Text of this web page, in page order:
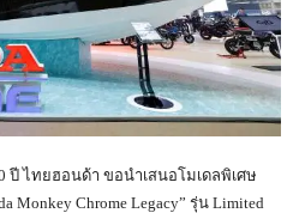
ไทยฮอนด้า ขอนำเสนอโมเดลพิเศษ
Monkey Chrome Legacy” รุ่น Limited